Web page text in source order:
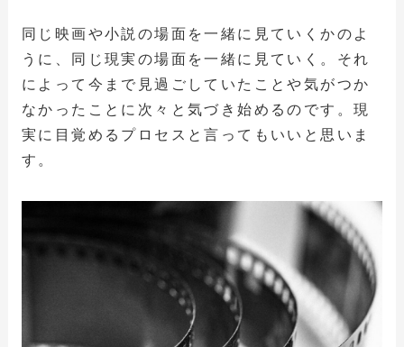
同じ映画や小説の場面を一緒に見ていくかのよ
うに、同じ現実の場面を一緒に見ていく。それ
によって今まで見過ごしていたことや気がつか
なかったことに次々と気づき始めるのです。現
実に目覚めるプロセスと言ってもいいと思いま
す。